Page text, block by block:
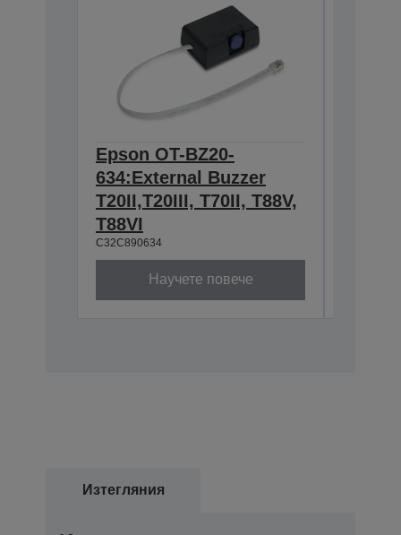
Epson OT-BZ20-
634:External Buzzer
T20II,T20III, T70II, T88V,
T88VI
C32C890634
Научете повече
Изтегляния